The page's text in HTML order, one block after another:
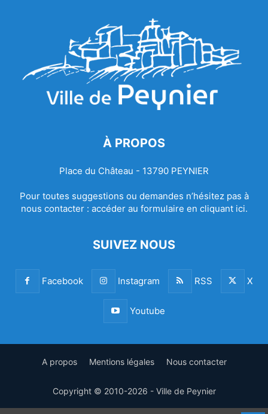
À PROPOS
Place du Château - 13790 PEYNIER
Pour toutes suggestions ou demandes n’hésitez pas à
nous contacter : accéder au formulaire en cliquant ici.
SUIVEZ NOUS
Facebook Instagram RSS X
Youtube
A propos Mentions légales Nous contacter
Copyright © 2010-2026 - Ville de Peynier